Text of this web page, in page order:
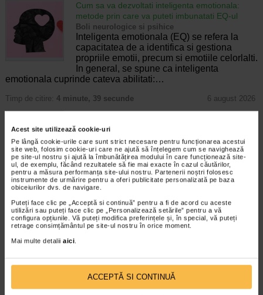
Acest site utilizează cookie-uri
Pe lângă cookie-urile care sunt strict necesare pentru funcționarea acestui
site web, folosim cookie-uri care ne ajută să înțelegem cum se navighează
pe site-ul nostru și ajută la îmbunătățirea modului în care funcționează site-
ul, de exemplu, făcând rezultatele să fie mai exacte în cazul căutărilor,
pentru a măsura performanța site-ului nostru. Partenerii noștri folosesc
instrumente de urmărire pentru a oferi publicitate personalizată pe baza
obiceiurilor dvs. de navigare.
Puteți face clic pe „Acceptă si continuă” pentru a fi de acord cu aceste
utilizări sau puteți face clic pe „Personalizează setările” pentru a vă
configura opțiunile. Vă puteți modifica preferințele și, în special, vă puteți
retrage consimțământul pe site-ul nostru în orice moment.
Mai multe detalii aici
ACCEPTĂ SI CONTINUĂ
Cum sa va dezvoltati inteligenta emotionala:
metode prin care va puteti imbunatati EQ-ul
Boli neurologice si psihice
Inteligenta emotionala (EQ) se refera la
capacitatea de a identifica si gestiona
propriile emotii, precum si emotiile celorlalti.
In general, se spune ca inteligenta
emotionala cuprinde cateva abilitati:…
Timp de citire: 4 minute, 39 secunde 6 august 2026
Sistem urinar
Enurezisul este termenul medical pentru
pierderea accidentala de urina, de obicei in
timpul somnului. Este o afectiune frecventa
atat in randul copiilor, cat si al adultilor.
Enurezisul este considerat…
Timp de citire: 4 minute, 32 secunde 28 iulie 2026
Senzatia de prea plin: cand indica o afectiune si
cum o tratati
dupa masa o senzatie de prea plin, chiar si
atunci cand nu au consumat o cantitate
foarte mare de alimente. In cele mai multe
cazuri, aceasta apare ocazional…